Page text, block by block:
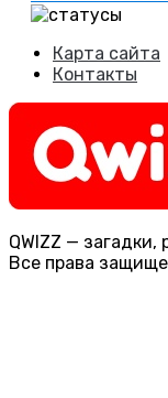
Карта сайта
Контакты
QWIZZ —
Все права